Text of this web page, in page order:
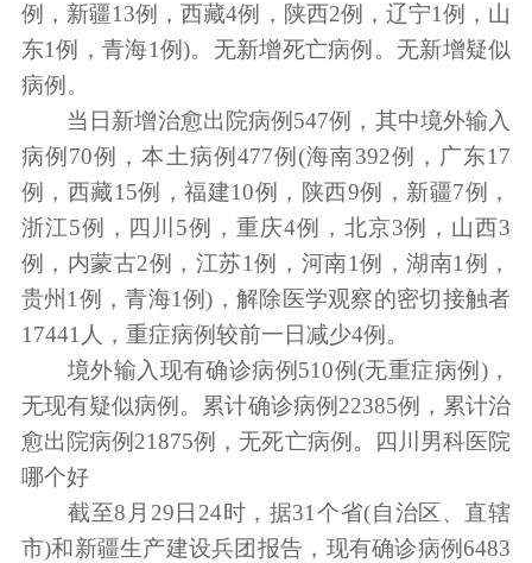
例，新疆13例，西藏4例，陕西2例，辽宁1例，山
东1例，青海1例)。无新增死亡病例。无新增疑似
病例。
当日新增治愈出院病例547例，其中境外输入
病例70例，本土病例477例(海南392例，广东17
例，西藏15例，福建10例，陕西9例，新疆7例，
浙江5例，四川5例，重庆4例，北京3例，山西3
例，内蒙古2例，江苏1例，河南1例，湖南1例，
贵州1例，青海1例)，解除医学观察的密切接触者
17441人，重症病例较前一日减少4例。
境外输入现有确诊病例510例(无重症病例)，
无现有疑似病例。累计确诊病例22385例，累计治
愈出院病例21875例，无死亡病例。
四川男科医院
哪个好
截至8月29日24时，据31个省(自治区、直辖
市)和新疆生产建设兵团报告，现有确诊病例6483